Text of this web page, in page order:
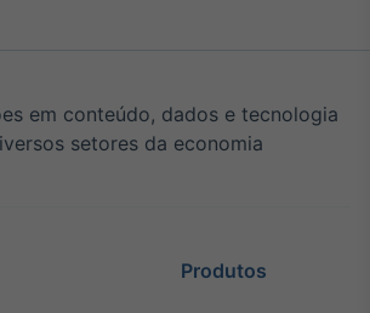
em conteúdo, dados e tecnologia
setores da economia
Produtos